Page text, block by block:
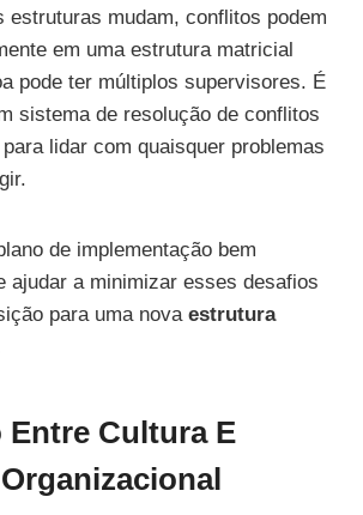
estruturas mudam, conflitos podem
em uma estrutura matricial
pode ter múltiplos supervisores. É
sistema de resolução de conflitos
lidar com quaisquer problemas
de implementação bem
ajudar a minimizar esses desafios
para uma nova estrutura
Entre Cultura E